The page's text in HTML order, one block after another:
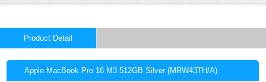
Product Detail
Apple MacBook Pro 16 M3 512GB Silver (MRW43TH/A)